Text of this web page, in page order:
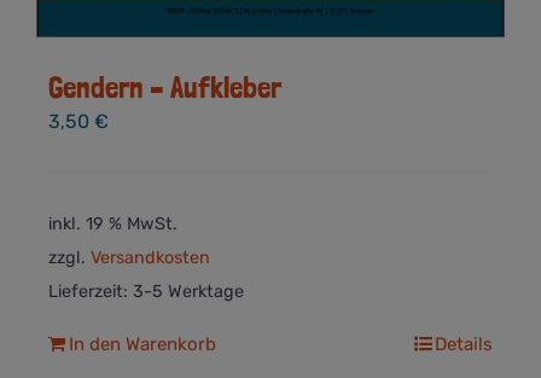
Gendern – Aufkleber
3,50 €
inkl. 19 % MwSt.
zzgl. Versandkosten
Lieferzeit: 3-5 Werktage
In den Warenkorb Details